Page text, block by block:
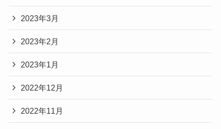
2023年3月
2023年2月
2023年1月
2022年12月
2022年11月